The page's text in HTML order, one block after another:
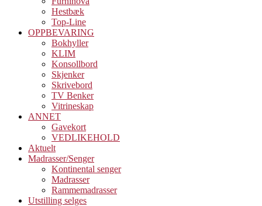
Hestbæk
Top-Line
OPPBEVARING
Bokhyller
KLIM
Konsollbord
Skjenker
Skrivebord
TV Benker
Vitrineskap
ANNET
Gavekort
VEDLIKEHOLD
Aktuelt
Madrasser/Senger
Kontinental senger
Madrasser
Rammemadrasser
Utstilling selges